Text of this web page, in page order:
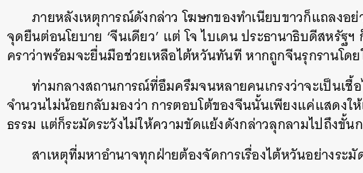
ภายหลังเหตุการณ์ดังกล่าว โฆษกของทำเนียบขาวก็แถลงอย่
จุดยืนต่อนโยบาย ‘จีนเดียว’ แต่ โจ ไบเดน ประธานาธิบดีสหรัฐ
คราว่าพร้อมจะยื่นมือช่วยเหลือไต้หวันทันที หากถูกจีนรุกรานโดย
ท่ามกลางสถานการณ์ที่อึมครึมจนหลายคนเกรงว่าจะเป็นเชื้
จำนวนไม่น้อยกลับมองว่า การตอบโต้ของจีนนั้นเพียงแค่แสดงใ
ธรรม แต่ก็ระมัดระวังไม่ให้ความขัดแย้งดังกล่าวลุกลามไปถึงขั้
สาเหตุที่มหาอำนาจทุกฝ่ายต้องจัดการเรื่องไต้หวันอย่างระมั